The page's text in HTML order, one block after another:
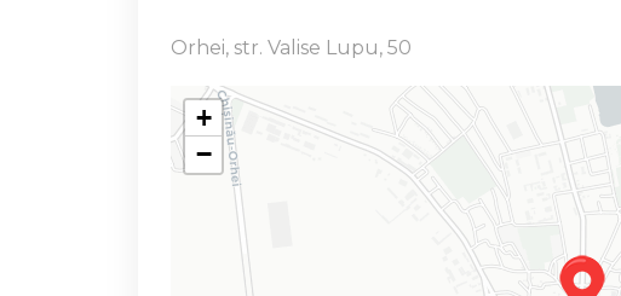
Orhei, str. Valise Lupu, 50
+
−